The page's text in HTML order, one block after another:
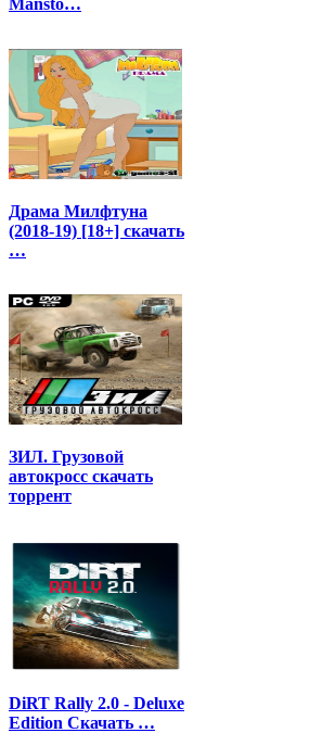
Mansto…
Драма Милфтуна
(2018-19) [18+] скачать
…
ЗИЛ. Грузовой
автокросс скачать
торрент
DiRT Rally 2.0 - Deluxe
Edition Скачать …